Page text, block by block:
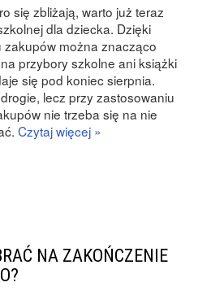
się zbliżają, warto już teraz
dla dziecka. Dzięki
można znacząco
przybory szkolne ani książki
się pod koniec sierpnia.
lecz przy zastosowaniu
nie trzeba się na nie
Czytaj więcej »
NA ZAKOŃCZENIE